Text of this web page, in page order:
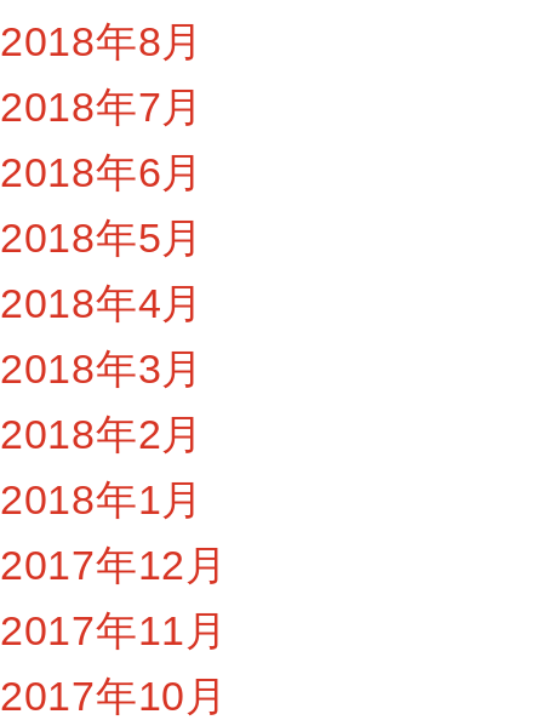
2018年8月
2018年7月
2018年6月
2018年5月
2018年4月
2018年3月
2018年2月
2018年1月
2017年12月
2017年11月
2017年10月